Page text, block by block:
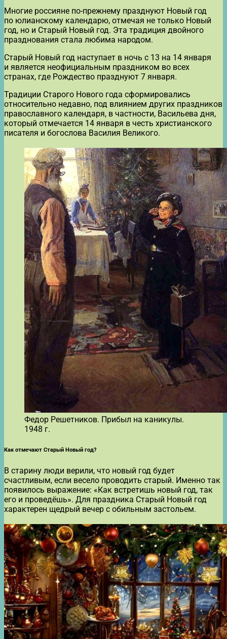
Многие россияне по-прежнему празднуют Новый год
по юлианскому календарю, отмечая не только Новый
год, но и Старый Новый год. Эта традиция двойного
празднования стала любима народом.
Старый Новый год наступает в ночь с 13 на 14 января
и является неофициальным праздником во всех
странах, где Рождество празднуют 7 января.
Традиции Старого Нового года сформировались
относительно недавно, под влиянием других праздников
православного календаря, в частности, Васильева дня,
который отмечается 14 января в честь христианского
писателя и богослова Василия Великого.
Федор Решетников. Прибыл на каникулы.
1948 г.
Как отмечают Старый Новый год?
В старину люди верили, что новый год будет
счастливым, если весело проводить старый. Именно так
появилось выражение: «Как встретишь новый год, так
его и проведёшь». Для праздника Старый Новый год
характерен щедрый вечер с обильным застольем.